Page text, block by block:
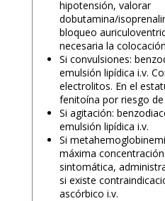
hipotensión, valorar
dobutamina/
bloqueo
necesaria la
Si convulsiones:
emulsión lipídica i.v.
electrolitos. En el
fenitoína por riesgo
Si agitación:
emulsión lipídica i.v.
Si
máxima
sintomática,
si existe
ascórbico i.v.